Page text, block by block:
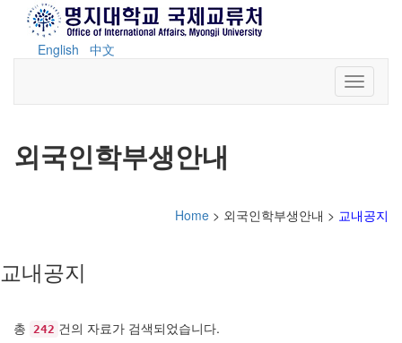
English
中文
Toggle
외국인학부생안내
Home > 외국인학부생안내 > 교내공지
교내공지
총 242 건의 자료가 검색되었습니다.